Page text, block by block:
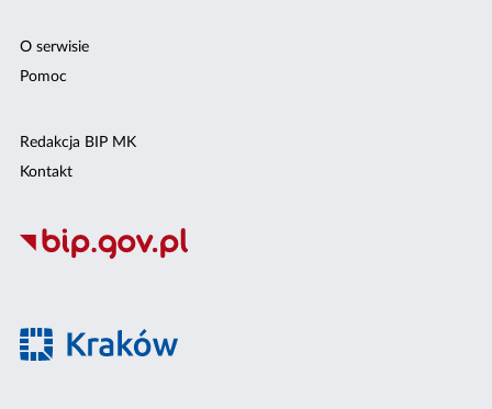
O serwisie
Pomoc
Redakcja BIP MK
Kontakt